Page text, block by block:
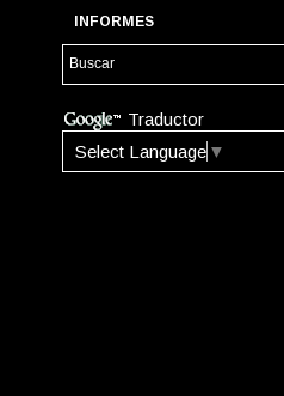
INFORMES
Traductor
Select Language ▼